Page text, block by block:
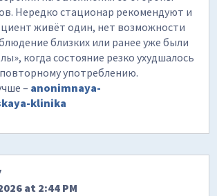
Нередко стационар рекомендуют и
живёт один, нет возможности
близких или ранее уже были
когда состояние резко ухудшалось
употреблению.
– anonimnaya-
klinika
at 2:44 PM